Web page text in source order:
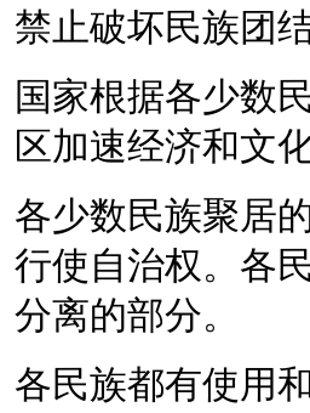
禁止破坏民族团
国家根据各少数
区加速经济和文
各少数民族聚居
行使自治权。各
分离的部分。
各民族都有使用